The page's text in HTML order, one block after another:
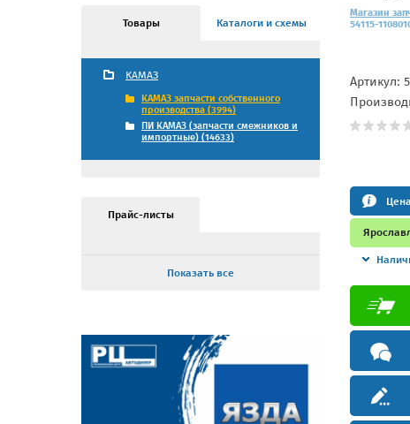
Товары Каталоги и схемы
КАМАЗ
КАМАЗ запчасти собственного
производства (3994)
ПИ КАМАЗ (запчасти смежников и
импортные) (14633)
Прайс-листы
Показать все
Магазин
54115-
Артикул: